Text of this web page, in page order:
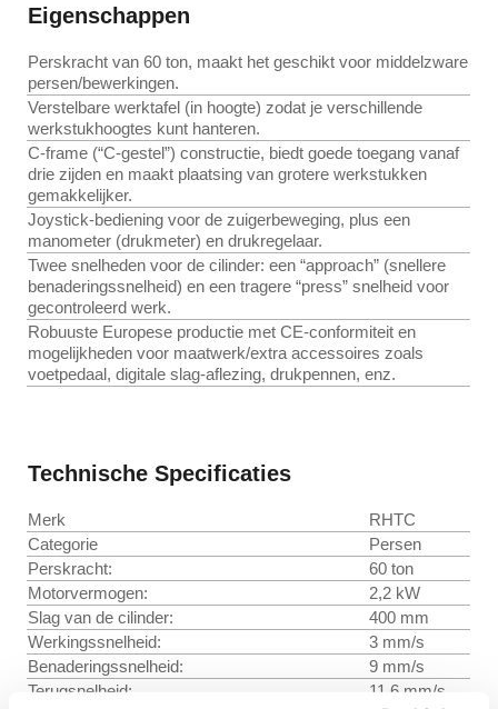
Eigenschappen
Perskracht van 60 ton, maakt het geschikt voor middelzware
persen/bewerkingen.
Verstelbare werktafel (in hoogte) zodat je verschillende
werkstukhoogtes kunt hanteren.
C-frame (“C-gestel”) constructie, biedt goede toegang vanaf
drie zijden en maakt plaatsing van grotere werkstukken
gemakkelijker.
Joystick-bediening voor de zuigerbeweging, plus een
manometer (drukmeter) en drukregelaar.
Twee snelheden voor de cilinder: een “approach” (snellere
benaderingssnelheid) en een tragere “press” snelheid voor
gecontroleerd werk.
Robuuste Europese productie met CE-conformiteit en
mogelijkheden voor maatwerk/extra accessoires zoals
voetpedaal, digitale slag-aflezing, drukpennen, enz.
Technische Specificaties
Merk
RHTC
Categorie
Persen
Perskracht:
60 ton
Motorvermogen:
2,2 kW
Slag van de cilinder:
400 mm
Werkingssnelheid:
3 mm/s
Benaderingssnelheid:
9 mm/s
Terugsnelheid:
11,6 mm/s